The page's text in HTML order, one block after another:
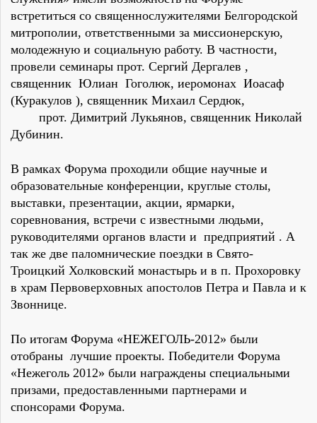
встретиться со священнослужителями Белгородской
митрополии, ответственными за миссионерскую,
молодежную и социальную работу. В частности,
провели семинары прот. Сергий Дергалев ,
священник Юлиан Гоголюк, иеромонах Иоасаф
(Куракулов ), священник Михаил Сердюк,
прот. Димитрий Лукьянов, священник Николай
Дубинин.
В рамках Форума проходили общие научные и
образовательные конференции, круглые столы,
выставки, презентации, акции, ярмарки,
соревнования, встречи с известными людьми,
руководителями органов власти и предприятий . А
так же две паломнические поездки в Свято-
Троицкий Холковский монастырь и в п. Прохоровку
в храм Первоверховных апостолов Петра и Павла и к
Звоннице.
По итогам Форума «НЕЖЕГОЛЬ-2012» были
отобраны лучшие проекты. Победители Форума
«Нежеголь 2012» были награждены специальными
призами, предоставленными партнерами и
спонсорами Форума.